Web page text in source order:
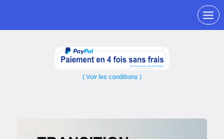
(Voirles conditions )